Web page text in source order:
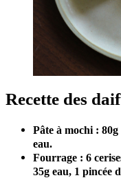
Recette des
Pâte à mochi :
eau.
Fourrage : 6
35g eau, 1 pincée